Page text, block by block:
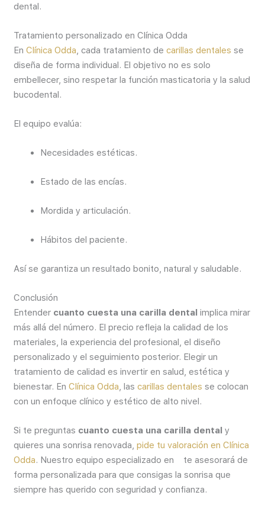
dental.
Tratamiento personalizado en Clínica Odda
EnClínica Odda, cada tratamiento decarillas dentales se
diseña de forma individual. El objetivo no es solo
embellecer, sino respetar la función masticatoria y la salud
bucodental.
El equipo evalúa:
Necesidades estéticas.
Estado de las encías.
Mordida y articulación.
Hábitos del paciente.
Así se garantiza un resultado bonito, natural y saludable.
Conclusión
Entender cuanto cuesta una carilla dental implica mirar
más allá del número. El precio refleja la calidad de los
materiales, la experiencia del profesional, el diseño
personalizado y el seguimiento posterior. Elegir un
tratamiento de calidad es invertir en salud, estética y
bienestar. EnClínica Odda, lascarillas dentales se colocan
con un enfoque clínico y estético de alto nivel.
Si te preguntas cuanto cuesta una carilla dental y
quieres una sonrisa renovada,pide tu valoración en Clínica
Odda. Nuestro equipo especializado en te asesorará de
forma personalizada para que consigas la sonrisa que
siempre has querido con seguridad y confianza.